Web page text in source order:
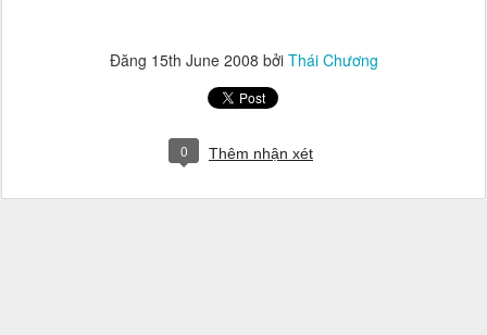
Đăng 15th June 2008 bởi Thái Chương
0 Thêm nhận xét